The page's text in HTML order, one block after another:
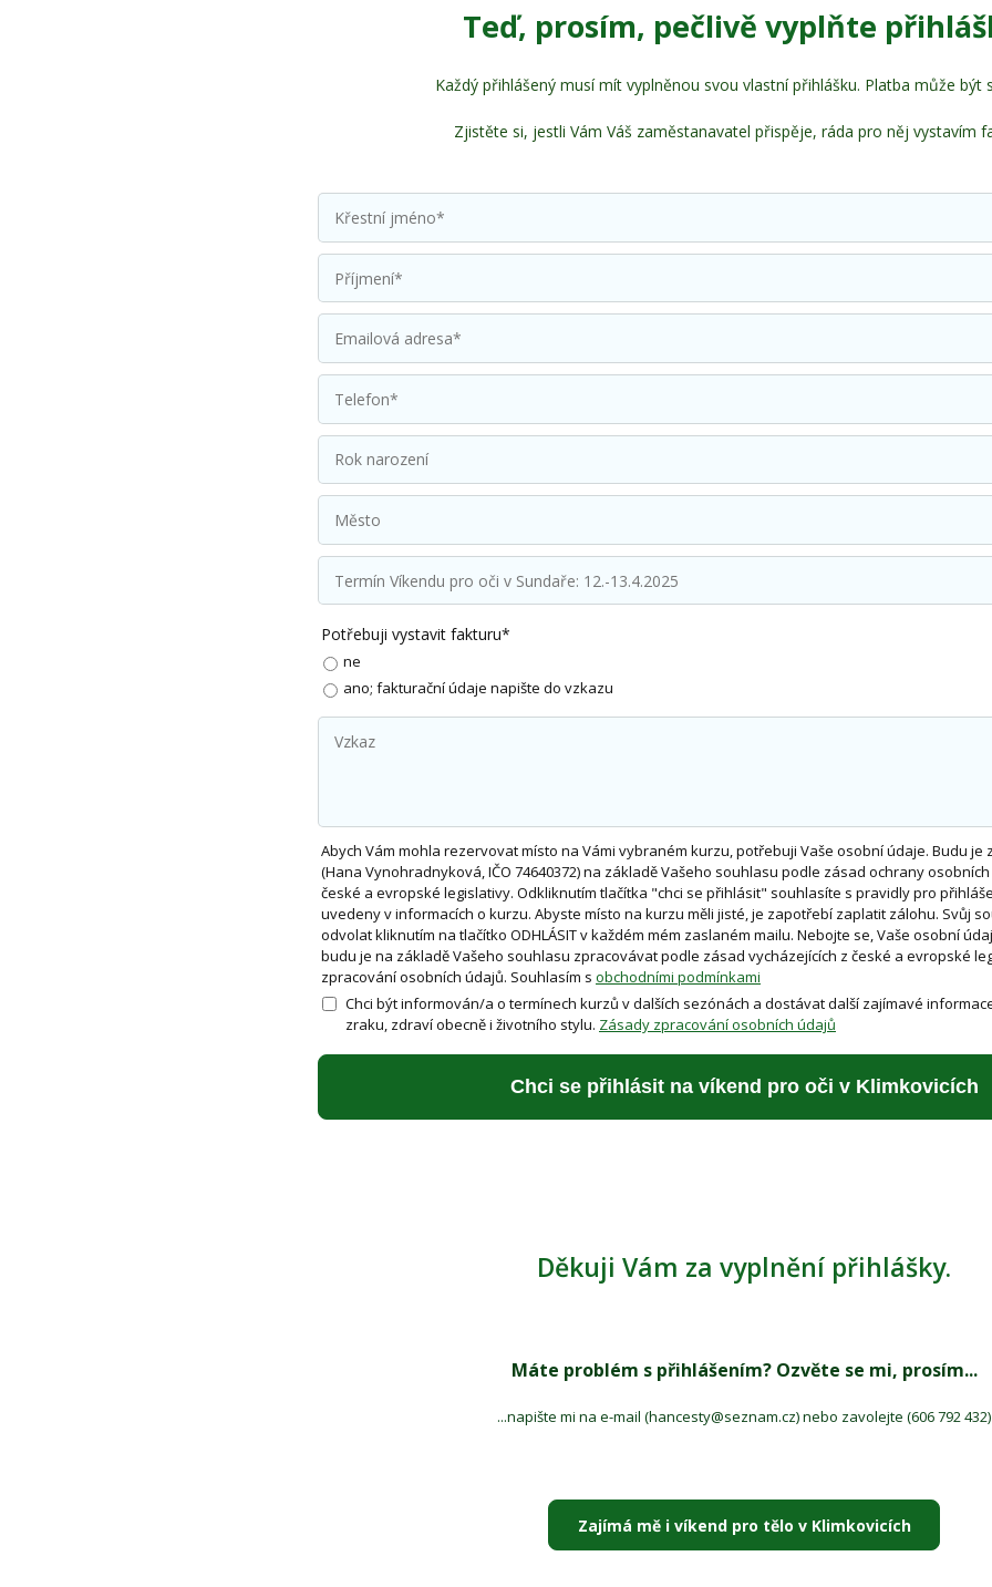
Teď, prosím, pečlivě vyplňte
Každý přihlášený musí mít vyplněnou svou vlastní přihlášku. Platba může být
Zjistěte si, jestli Vám Váš zaměstanavatel přispěje, ráda pro něj vystavím
Potřebuji vystavit fakturu*
ne
ano; fakturační údaje napište do vzkazu
Abych Vám mohla rezervovat místo na Vámi vybraném kurzu, potřebuji Vaše osobní údaje. Budu je
(Hana Vynohradnyková, IČO 74640372) na základě Vašeho souhlasu podle zásad ochrany
české a evropské legislativy. Odkliknutím tlačítka "chci se přihlásit" souhlasíte s pravidly pro
uvedeny v informacích o kurzu. Abyste místo na kurzu měli jisté, je zapotřebí zaplatit zálohu. Svůj
odvolat kliknutím na tlačítko ODHLÁSIT v každém mém zaslaném mailu. Nebojte se, Vaše osobní
budu je na základě Vašeho souhlasu zpracovávat podle zásad vycházejících z české a evropské
zpracování osobních údajů. Souhlasím s obchodními podmínkami
Chci být informován/a o termínech kurzů v dalších sezónách a dostávat další zajímavé
zraku, zdraví obecně i životního stylu. Zásady zpracování osobních údajů
Chci se přihlásit na víkend pro oči v Klimkovicích
Děkuji Vám za vyplnění přihlášky.
Máte problém s přihlášením? Ozvěte se mi, prosím...
...napište mi na e-mail (hancesty@seznam.cz) nebo zavolejte (606 792 432)
Zajímá mě i víkend pro tělo v Klimkovicích